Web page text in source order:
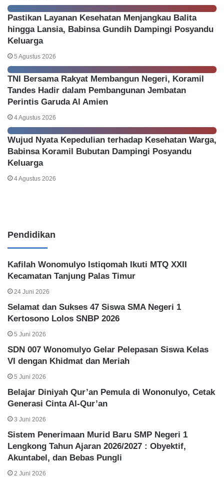
Pastikan Layanan Kesehatan Menjangkau Balita
hingga Lansia, Babinsa Gundih Dampingi Posyandu
Keluarga
5 Agustus 2026
TNI Bersama Rakyat Membangun Negeri, Koramil
Tandes Hadir dalam Pembangunan Jembatan
Perintis Garuda Al Amien
4 Agustus 2026
Wujud Nyata Kepedulian terhadap Kesehatan Warga,
Babinsa Koramil Bubutan Dampingi Posyandu
Keluarga
4 Agustus 2026
Pendidikan
Kafilah Wonomulyo Istiqomah Ikuti MTQ XXII
Kecamatan Tanjung Palas Timur
24 Juni 2026
Selamat dan Sukses 47 Siswa SMA Negeri 1
Kertosono Lolos SNBP 2026
5 Juni 2026
SDN 007 Wonomulyo Gelar Pelepasan Siswa Kelas
VI dengan Khidmat dan Meriah
5 Juni 2026
Belajar Diniyah Qur’an Pemula di Wononulyo, Cetak
Generasi Cinta Al-Qur’an
3 Juni 2026
Sistem Penerimaan Murid Baru SMP Negeri 1
Lengkong Tahun Ajaran 2026/2027 : Obyektif,
Akuntabel, dan Bebas Pungli
2 Juni 2026